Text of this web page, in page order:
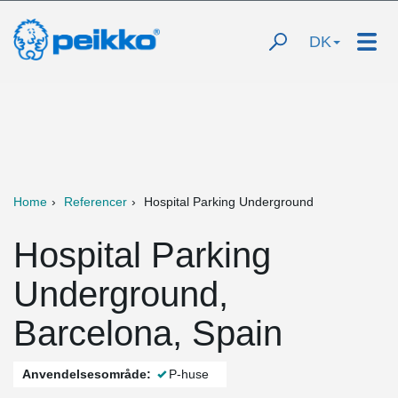
DK
Home Referencer Hospital Parking Underground
Hospital Parking
Underground,
Barcelona, Spain
Anvendelsesområde: P-huse